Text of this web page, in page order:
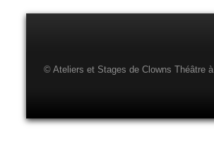
© Ateliers et Stages de Clowns Théâtre